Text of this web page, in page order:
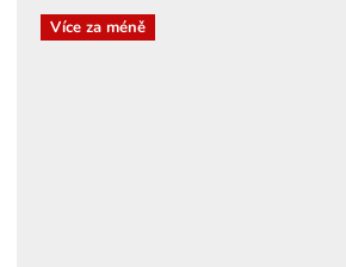
Více za méně